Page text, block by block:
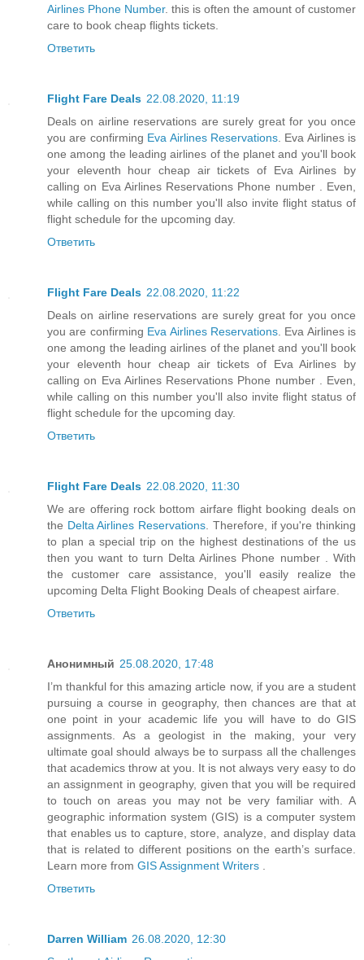
Airlines Phone Number. this is often the amount of customer
care to book cheap flights tickets.
Ответить
Flight Fare Deals 22.08.2020, 11:19
Deals on airline reservations are surely great for you once
you are confirming Eva Airlines Reservations. Eva Airlines is
one among the leading airlines of the planet and you'll book
your eleventh hour cheap air tickets of Eva Airlines by
calling on Eva Airlines Reservations Phone number . Even,
while calling on this number you'll also invite flight status of
flight schedule for the upcoming day.
Ответить
Flight Fare Deals 22.08.2020, 11:22
Deals on airline reservations are surely great for you once
you are confirming Eva Airlines Reservations. Eva Airlines is
one among the leading airlines of the planet and you'll book
your eleventh hour cheap air tickets of Eva Airlines by
calling on Eva Airlines Reservations Phone number . Even,
while calling on this number you'll also invite flight status of
flight schedule for the upcoming day.
Ответить
Flight Fare Deals 22.08.2020, 11:30
We are offering rock bottom airfare flight booking deals on
the Delta Airlines Reservations . Therefore, if you're thinking
to plan a special trip on the highest destinations of the us
then you want to turn Delta Airlines Phone number . With
the customer care assistance, you'll easily realize the
upcoming Delta Flight Booking Deals of cheapest airfare.
Ответить
Анонимный 25.08.2020, 17:48
I’m thankful for this amazing article now, if you are a student
pursuing a course in geography, then chances are that at
one point in your academic life you will have to do GIS
assignments. As a geologist in the making, your very
ultimate goal should always be to surpass all the challenges
that academics throw at you. It is not always very easy to do
an assignment in geography, given that you will be required
to touch on areas you may not be very familiar with. A
geographic information system (GIS) is a computer system
that enables us to capture, store, analyze, and display data
that is related to different positions on the earth’s surface.
Learn more from GIS Assignment Writers
Ответить
Darren William 26.08.2020, 12:30